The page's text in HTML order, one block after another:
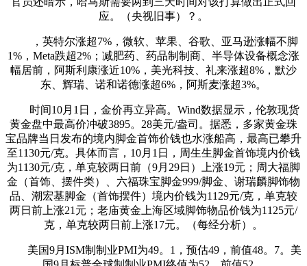
应。（央视旧事）？。
，英特尔涨超7%，微软、苹果、谷歌、亚马逊涨幅不脚
1%，Meta跌超2%；减肥药、药品制制商、半导体设备概念涨
幅居前，阿斯利康涨近10%，美光科技、礼来涨超8%，默沙
东、辉瑞、诺和诺德涨超6%，阿斯麦涨超3%。
时间10月1日，金价再立异高。Wind数据显示，伦敦现货
黄金盘中最高价冲破3895。28美元/盎司。据悉，多家黄金珠
宝品牌当日发布的境内脚金首饰价钱也水涨船高，最高已攀升
至1130元/克。具体而言，10月1日，周生生脚金首饰境内价钱
为1130元/克，单克较两日前（9月29日）上涨19元；周大福脚
金（首饰、摆件类）、六福珠宝脚金999/脚金、谢瑞麟脚饰物
品、潮宏基脚金（首饰摆件）境内价钱为1129元/克，单克较
两日前上涨21元；老庙黄金上海区域脚饰物品价钱为1125元/
克，单克较两日前上涨17元。（每经分析）。
美国9月ISM制制业PMI为49。1，预估49，前值48。7。美